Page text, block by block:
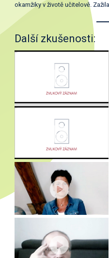
okamžiky v životě učitelově.
Další zkušenosti: